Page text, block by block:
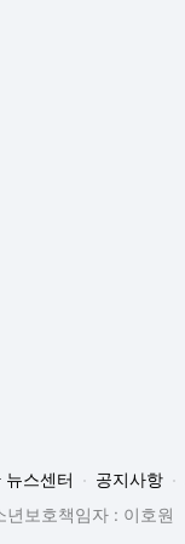
뉴스센터 공지사항
년보호책임자 : 이호원